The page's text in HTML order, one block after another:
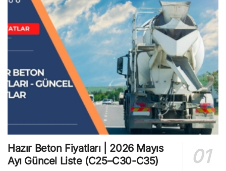
Hazır Beton Fiyatları | 2026 Mayıs
Ayı Güncel Liste (C25–C30-C35)